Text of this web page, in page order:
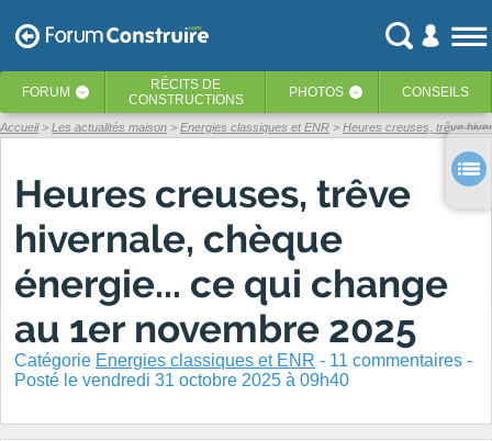
FORUM ‹ RÉCITS DE
CONSTRUCTIONS
PHOTOS ‹ CONSEILS
Accueil Les actualités maison Energies classiques et ENR Heures creuses, trêve
Heures creuses, trêve
hivernale, chèque
énergie... ce qui change
au 1er novembre 2025
Catégorie Energies classiques et ENR - 11 commentaires -
Posté le vendredi 31 octobre 2025 à 09h40